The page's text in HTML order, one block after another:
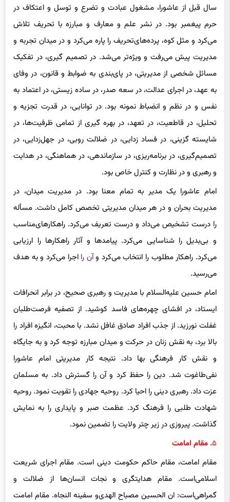
سال قبل از عاشورا، مشغول عبادت و تضرع و توسل و اعتکاف در
حرم پیغمبر بود. در نشر علم و معارف و مبارزهبا تحریف تلاش
می‌‌کرد و مثل کوه، پرده‌های‌تحریف را پاره می‌کرد و در میدان تجربه و
مدیریت پیش می‌رفت و ویژه‌تر می‌شد. در تصمیم گیری‌، در تفکیک
مسائل شخصی‌ از مدیریتی‌، در پای‌بندی ‌به ضوابط و قانون، در وفای
‌به عهد، در اجرای‌ عدالت، در سعه صدر، در ساده زیستی‌، در اعتماد به
نفس و در نظم و انضباط نمونه بود. در توانایی‌، در قدرت تجزیه و
تحلیل، در قاطعیت، در تعهد، در بهره گیری‌ از تمامی‌ ظرفیت‌ها، در
شایسته گزینی‌، در فساد زدایی‌، در ضلالت روبی‌، در جهل‌زدایی‌، در
تصمیم‌گیری‌، در برنامه‌ریزی‌، در سازماندهی‌، در هماهنگی‌، در هدایت
و رهبری ‌و در نظارت و کنترل خاص بود.
امام عاشورا یک مدیر به تمام معنا بود. در مدیریت میدان، در
مدیریت بحران و در هر میدان مدیریتی ‌تخصص کامل داشت. مسأله
را درست تشخیص می‌داد و درست تعریف می‌کرد. راهکارهای‌مناسب
و بی‌بدیلرا شناسایی‌ می‌کرد. پیامدها و آثار راهکارها را ارزیابی‌
می‌کرد. راهکار مطلوب را انتخاب می‌‌کرد وآن را اجرا می‌کرد و به هدف
می‌رسید.
امام حسین علیه‌السلام با مدیریت و رهبری‌ صحیح، در برابر انحرافات
ایستاد، در افشای‌ چهره‌های ‌فاسد کوشید. از تصفیه فرصت‌طلبان
غفلت نورزید. از جذب افراد صادق غافل نشد. با محبت، انگیزه افراد را
بالا برد، به نقش زنان در حرکت و میدان مبارزه توجه کرد و به جایگاه
و نقش کار فرهنگی‌ بها داد. نتیجه کار مدیریتی‌ امام عاشورا
نفی‌طاغوت شد. دین را حفظ کرد و آن را گسترش داد. به مسلمان
عزت داد. رهبری‌ دینی ‌را احیا کرد. روحیه جهادی ‌را تقویت نمود. روحیه
شهادت طلبی‌ را فرهنگ کرد. عظمت صبر و پایداری ‌را به نمایش
گذاشت. پیروزی ‌در زیر چتر ولایت را تضمین نمود.
۵. مقام امامت
مقام‌ امامت، مقام حاکم حکومت دینی‌ است. مقام اجرای‌ شریعت
اسلامی‌است. مقام هدایتگری ‌و نجات انسان‌ها از ضلالت و
گمراهی‌است: ان الحسین مصباح الهدی‌و سفینه النجاه. مقام امامت